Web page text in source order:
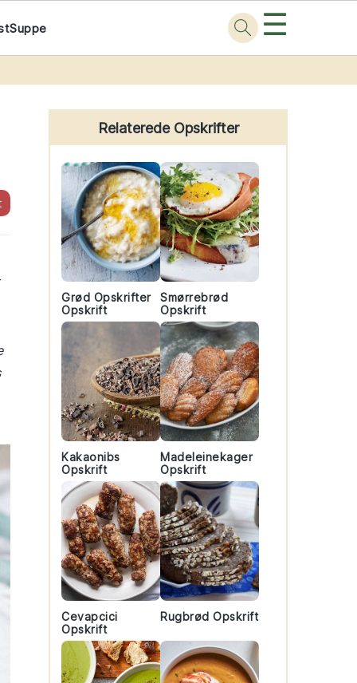
Suppe ☰
Primary
Sidebar
Relaterede Opskrifter
Grød Opskrifter
Opskrift
Smørrebrød
Opskrift
Kakaonibs
Opskrift
Madeleinekager
Opskrift
Cevapcici
Opskrift
Rugbrød Opskrift